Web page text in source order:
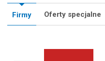
Firmy Oferty specjalne